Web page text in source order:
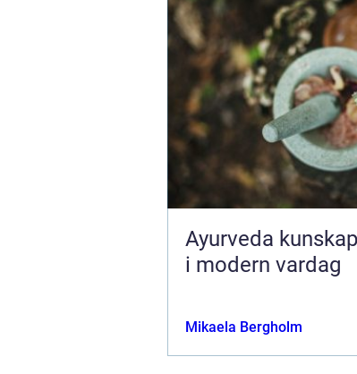
Ayurveda kunskapen om livet
i modern vardag
Mikaela Bergholm